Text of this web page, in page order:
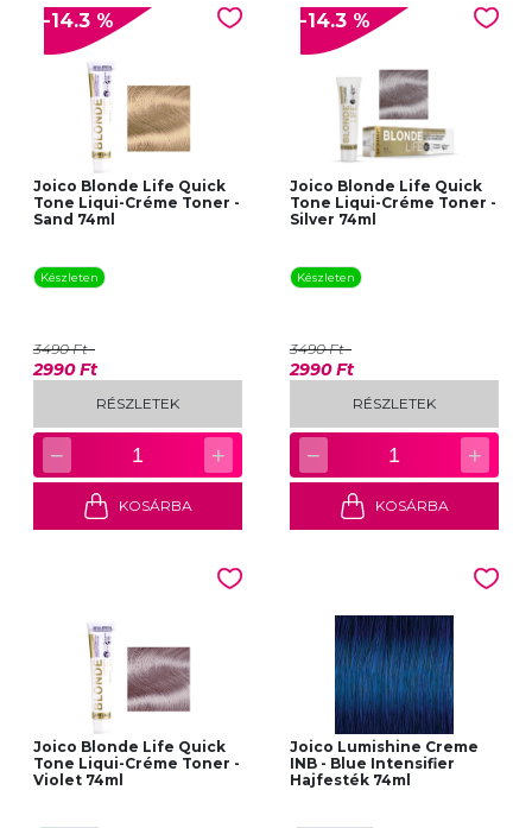
-14.3 %
Joico Blonde Life Quick
Tone Liqui-Créme Toner -
Sand 74ml
Készleten
3490 Ft
2990 Ft
RÉSZLETEK
− 1 +
KOSÁRBA
-14.3 %
Joico Blonde Life Quick
Tone Liqui-Créme Toner -
Silver 74ml
Készleten
3490 Ft
2990 Ft
RÉSZLETEK
− 1 +
KOSÁRBA
Joico Blonde Life Quick
Tone Liqui-Créme Toner -
Violet 74ml
Joico Lumishine Creme
INB - Blue Intensifier
Hajfesték 74ml